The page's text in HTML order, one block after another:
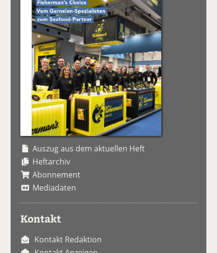
Auszug aus dem aktuellen Heft
Heftarchiv
Abonnement
Mediadaten
Kontakt
Kontakt Redaktion